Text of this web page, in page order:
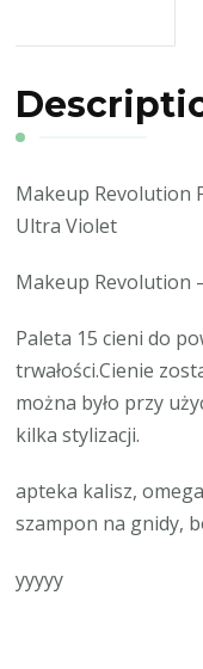
Makeup Revolution
Ultra Violet
Makeup Revolution
Paleta 15 cieni do
trwałości.Cienie
można było przy
kilka stylizacji.
apteka kalisz,
szampon na gnidy,
yyyyy